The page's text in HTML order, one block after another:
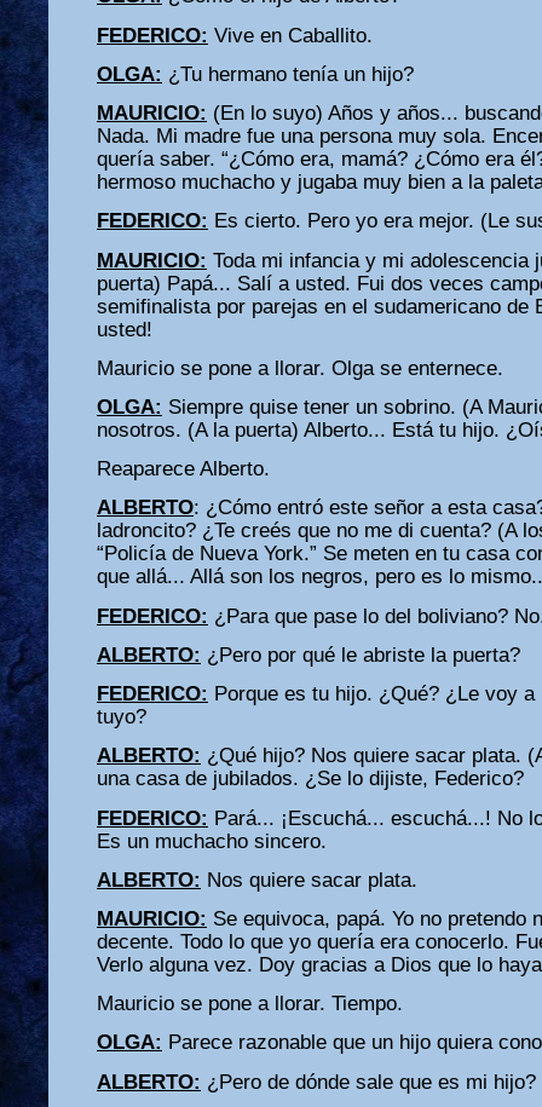
FEDERICO: Vive en Caballito.
OLGA: ¿Tu hermano tenía un hijo?
MAURICIO: (En lo suyo) Años y años...
Nada. Mi madre fue una persona muy sola.
quería saber. “¿Cómo era, mamá? ¿Cómo era
hermoso muchacho y jugaba muy bien a la
FEDERICO: Es cierto. Pero yo era mejor. (Le
MAURICIO: Toda mi infancia y mi adolescencia
puerta) Papá... Salí a usted. Fui dos veces
semifinalista por parejas en el sudamericano de
usted!
Mauricio se pone a llorar. Olga se enternece.
OLGA: Siempre quise tener un sobrino. (A
nosotros. (A la puerta) Alberto... Está tu hijo.
Reaparece Alberto.
ALBERTO: ¿Cómo entró este señor a esta
ladroncito? ¿Te creés que no me di cuenta? (A
“Policía de Nueva York.” Se meten en tu casa
que allá... Allá son los negros, pero es lo
FEDERICO: ¿Para que pase lo del boliviano?
ALBERTO: ¿Pero por qué le abriste la puerta?
FEDERICO: Porque es tu hijo. ¿Qué? ¿Le voy
tuyo?
ALBERTO: ¿Qué hijo? Nos quiere sacar plata.
una casa de jubilados. ¿Se lo dijiste, Federico?
FEDERICO: Pará... ¡Escuchá... escuchá...! No
Es un muchacho sincero.
ALBERTO: Nos quiere sacar plata.
MAURICIO: Se equivoca, papá. Yo no pretendo
decente. Todo lo que yo quería era conocerlo.
Verlo alguna vez. Doy gracias a Dios que lo
Mauricio se pone a llorar. Tiempo.
OLGA: Parece razonable que un hijo quiera
ALBERTO: ¿Pero de dónde sale que es mi